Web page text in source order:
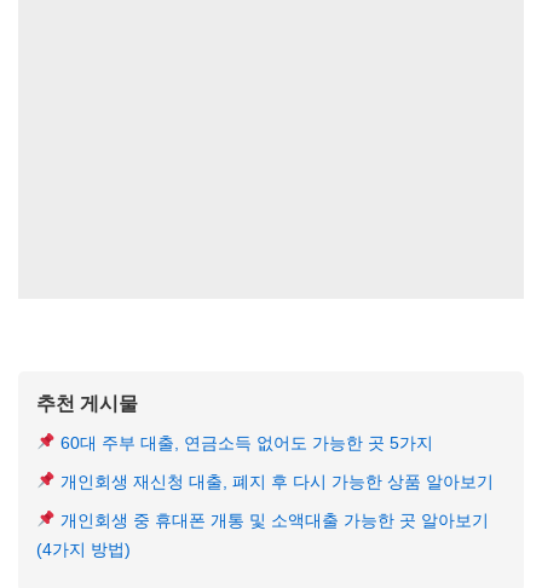
추천 게시물
60대 주부 대출, 연금소득 없어도 가능한 곳 5가지
개인회생 재신청 대출, 폐지 후 다시 가능한 상품 알아보기
개인회생 중 휴대폰 개통 및 소액대출 가능한 곳 알아보기
(4가지 방법)